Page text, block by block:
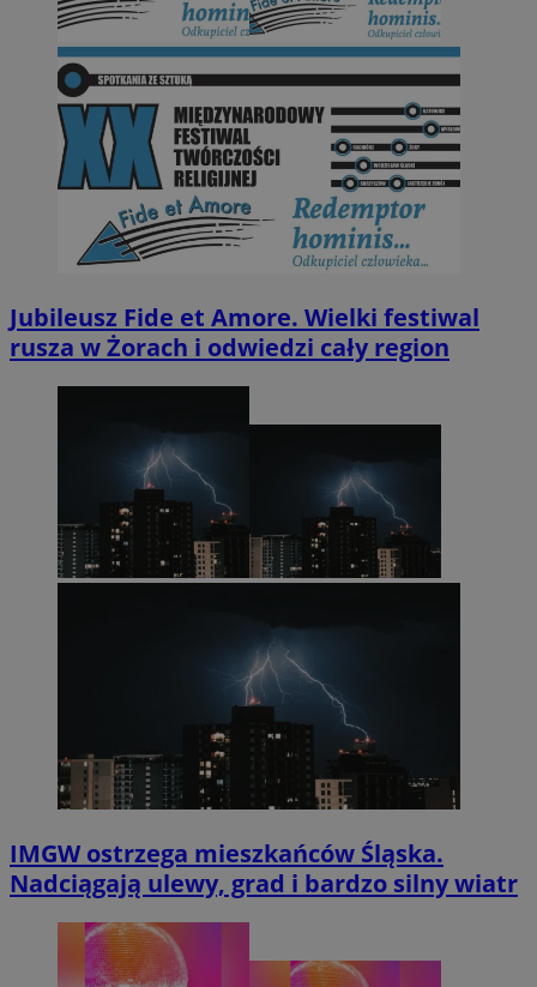
Jubileusz Fide et Amore. Wielki festiwal
rusza w Żorach i odwiedzi cały region
IMGW ostrzega mieszkańców Śląska.
Nadciągają ulewy, grad i bardzo silny wiatr